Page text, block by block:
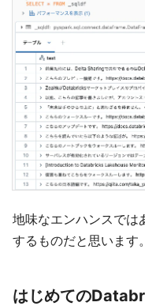
地味なエンハンスでは
するものだと思います。
はじめての